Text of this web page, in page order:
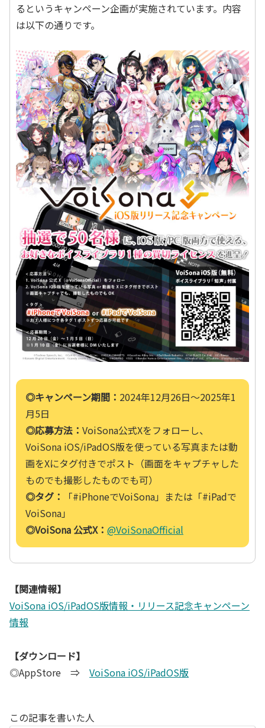
るというキャンペーン企画が実施されています。内容
は以下の通りです。
◎キャンペーン期間： 2024年12月26日〜2025年1
月5日
◎応募方法： VoiSona公式Xをフォローし、
VoiSona iOS/iPadOS版を使っている写真または動
画をXにタグ付きでポスト（画面をキャプチャした
ものでも撮影したものでも可）
◎タグ：
「#iPhoneでVoiSona」または「#iPadで
VoiSona」
◎VoiSona 公式X： @VoiSonaOfficial
【関連情報】
VoiSona iOS/iPadOS版情報・ リリース記念キャンペーン
情報
【ダウンロード】
◎AppStore ⇒ VoiSona iOS/iPadOS版
この記事を書いた人